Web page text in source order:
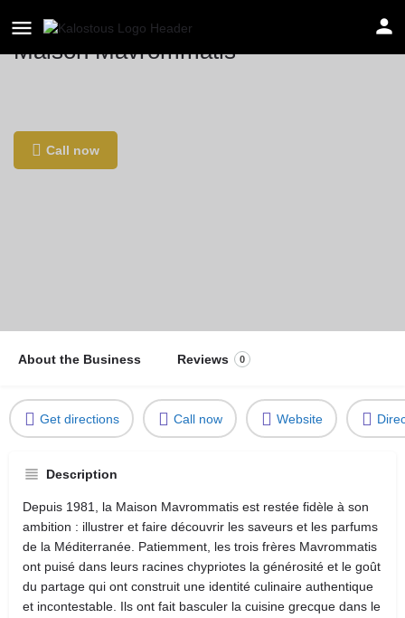
Maison Mavrommatis
Call now
About the Business Reviews 0
Get directions Call now Website
Description
Depuis 1981, la Maison Mavrommatis est restée fidèle à son
ambition : illustrer et faire découvrir les saveurs et les parfums
de la Méditerranée. Patiemment, les trois frères Mavrommatis
ont puisé dans leurs racines chypriotes la générosité et le goût
du partage qui ont construit une identité culinaire authentique
et incontestable. Ils ont fait basculer la cuisine grecque dans le